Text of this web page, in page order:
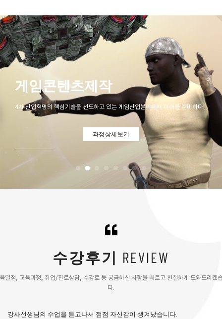
제작
을 선도하고 있는 게임산업분야에서 미래를 준비하다!
정보보
4차 산업분야의 발전
성
수강후기 REVIEW
일정, 교육과정, 취업/진로상담, 수강료 등 궁금하신 사항을 빠르고 친절하게 도와드리겠
다.
강사선생님의 수업을 듣고나서 점점 자신감이 생겨났습니다.